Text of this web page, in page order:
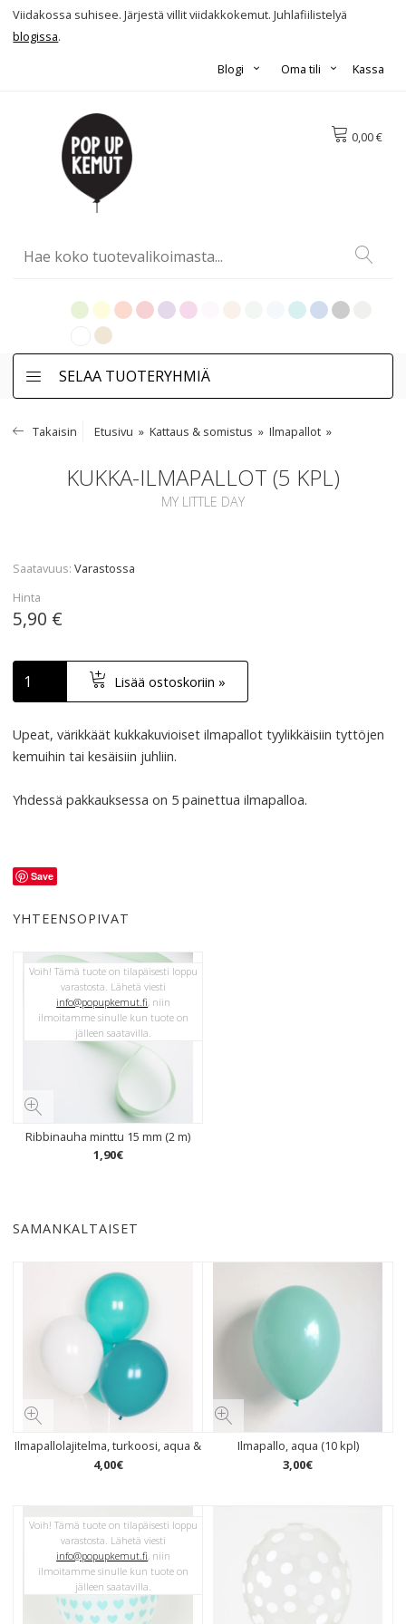
Viidakossa suhisee. Järjestä villit viidakkokemut. Juhlafiilistelyä
blogissa.
Kassa
Oma tili
Blogi
0,00 €
SELAA TUOTERYHMIÄ
Takaisin Etusivu Kattaus & somistus Ilmapallot
KUKKA-ILMAPALLOT (5 KPL)
MY LITTLE DAY
Saatavuus Varastossa
Hinta
5,90 €
Lisää ostoskoriin »
Upeat, värikkäät kukkakuvioiset ilmapallot tyylikkäisiin tyttöjen
kemuihin tai kesäisiin juhliin.
Yhdessä pakkauksessa on 5 painettua ilmapalloa.
Save
YHTEENSOPIVAT
Ribbinauha minttu 15 mm (2 m)
1,90€
Voih! Tämä tuote on tilapäisesti loppu
varastosta. Lähetä viesti
info@popupkemut.fi, niin
ilmoitamme sinulle kun tuote on
jälleen saatavilla.
SAMANKALTAISET
Ilmapallolajitelma, turkoosi, aqua &
4,00€
Ilmapallo, aqua (10 kpl)
3,00€
Voih! Tämä tuote on tilapäisesti loppu
varastosta. Lähetä viesti
info@popupkemut.fi, niin
ilmoitamme sinulle kun tuote on
jälleen saatavilla.